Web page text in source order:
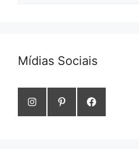
Mídias Sociais